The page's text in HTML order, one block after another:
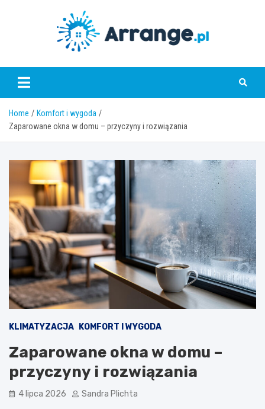
www.arrange.pl
Home
Komfort i wygoda
Zaparowane okna w domu – przyczyny i rozwiązania
KLIMATYZACJA KOMFORT I WYGODA
Zaparowane okna w domu –
przyczyny i rozwiązania
4 lipca 2026 Sandra Plichta